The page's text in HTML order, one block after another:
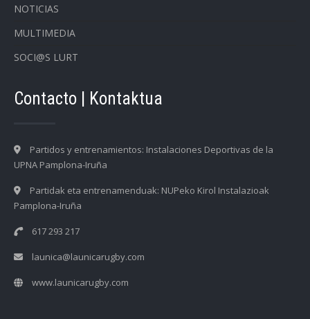
NOTICIAS
MULTIMEDIA
SOCI@S LURT
Contacto | Kontaktua
Partidos y entrenamientos: Instalaciones Deportivas de la
UPNA Pamplona-Iruña
Partidak eta entrenamenduak: NUPeko Kirol Instalazioak
Pamplona-Iruña
617 293 217
launica@launicarugby.com
www.launicarugby.com